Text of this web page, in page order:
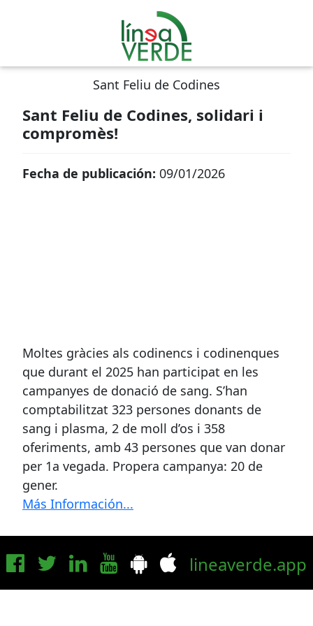
Sant Feliu de Codines
Sant Feliu de Codines, solidari i
compromès!
Fecha de publicación: 09/01/2026
Moltes gràcies als codinencs i codinenques
que durant el 2025 han participat en les
campanyes de donació de sang. S’han
comptabilitzat 323 persones donants de
sang i plasma, 2 de moll d’os i 358
oferiments, amb 43 persones que van donar
per 1a vegada. Propera campanya: 20 de
gener.
Más Información...
lineaverde.app